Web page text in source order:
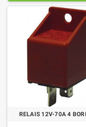
RELAIS 12V-70A 4